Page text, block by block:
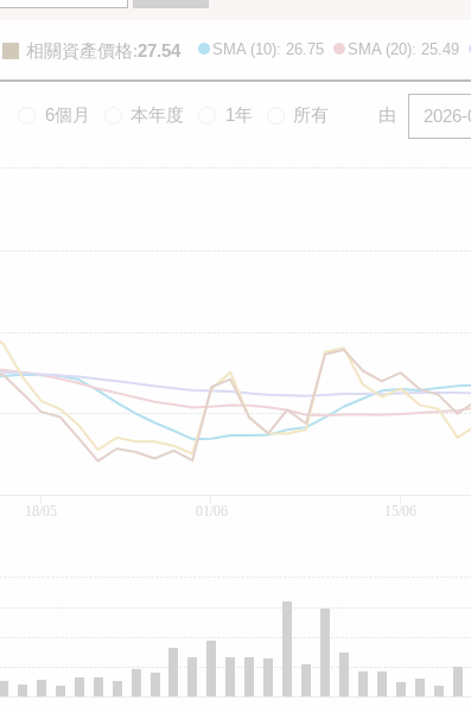
相關資產價格:27.54 SMA (10): 26.75 SMA (20): 25.49
6個月 本年度 1年 所有 由
01/06
18/05 15/06